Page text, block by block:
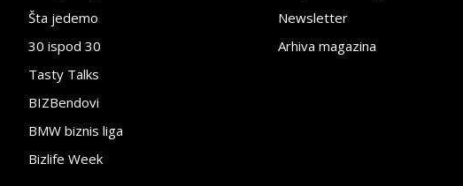
Šta jedemo
30 ispod 30
Tasty Talks
BIZBendovi
BMW biznis liga
Bizlife Week
Newsletter
Arhiva magazina